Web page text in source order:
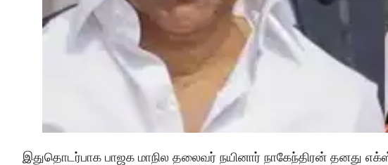
இதுதொடர்பாக பாஜக மாநில தலைவர் நயினார் நாகேந்திரன் தனது